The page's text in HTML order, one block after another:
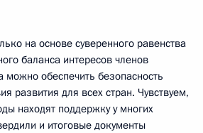
на основе суверенного равенства
баланса интересов членов
можно обеспечить безопасность
развития для всех стран. Чувствуем,
находят поддержку у многих
и итоговые документы